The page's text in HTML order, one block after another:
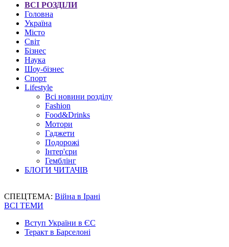
ВСІ РОЗДІЛИ
Головна
Україна
Місто
Світ
Бізнес
Наука
Шоу-бізнес
Спорт
Lifestyle
Всі новини розділу
Fashion
Food&Drinks
Мотори
Гаджети
Подорожі
Інтер'єри
Гемблінг
БЛОГИ ЧИТАЧІВ
СПЕЦТЕМА: Війна в Ірані
ВСІ ТЕМИ
Вступ України в ЄС
Теракт в Барселоні